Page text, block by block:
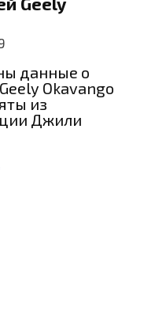
данные о
Okavango
из
Джили